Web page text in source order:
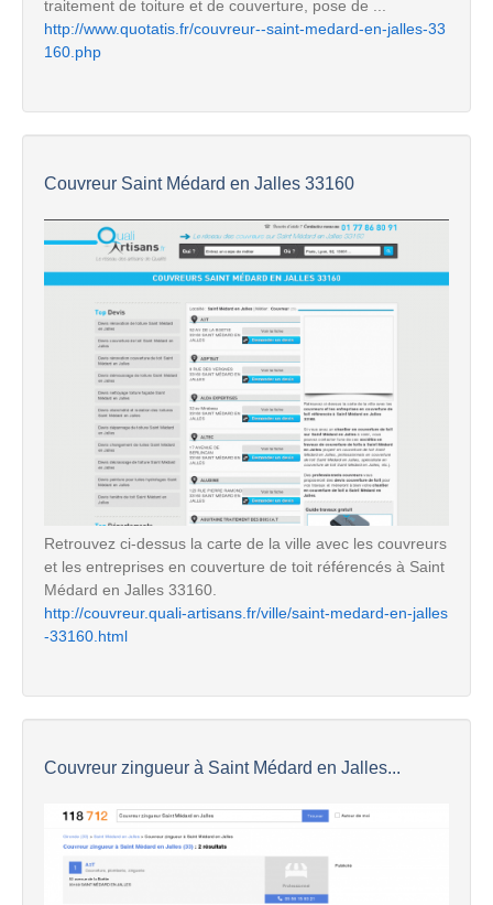
traitement de toiture et de couverture, pose de ...
http://www.quotatis.fr/couvreur--saint-medard-en-jalles-33
160.php
Couvreur Saint Médard en Jalles 33160
Retrouvez ci-dessus la carte de la ville avec les couvreurs
et les entreprises en couverture de toit référencés à Saint
Médard en Jalles 33160.
http://couvreur.quali-artisans.fr/ville/saint-medard-en-jalles
-33160.html
Couvreur zingueur à Saint Médard en Jalles...